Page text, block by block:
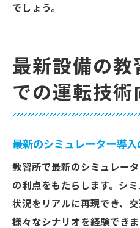
でしょう。
最新設備の
での運転技
最新のシミュレーター導
教習所で最新のシミュレー
の利点をもたらします。シ
状況をリアルに再現でき、
様々なシナリオを経験でき